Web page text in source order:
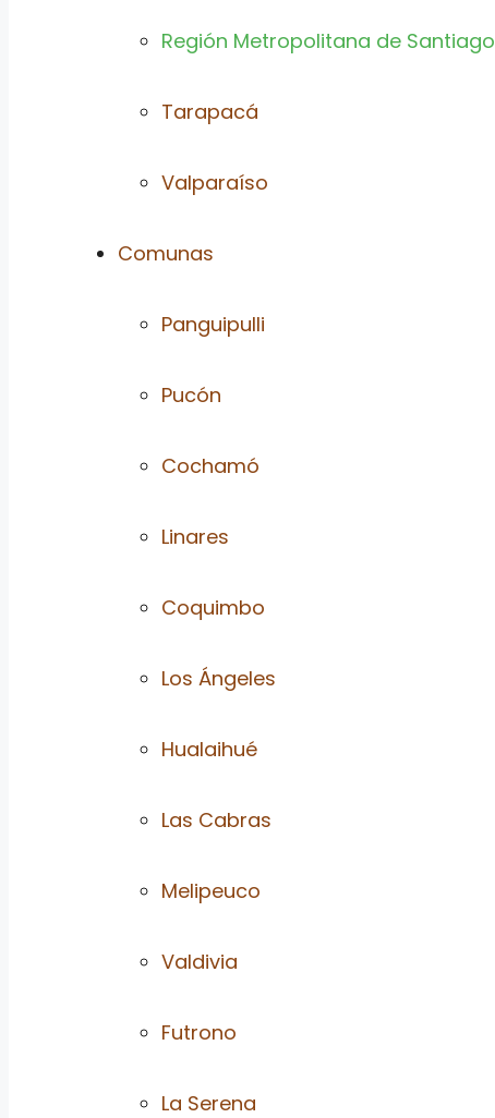
Región Metropolitana de Santiago
Tarapacá
Valparaíso
Comunas
Panguipulli
Pucón
Cochamó
Linares
Coquimbo
Los Ángeles
Hualaihué
Las Cabras
Melipeuco
Valdivia
Futrono
La Serena